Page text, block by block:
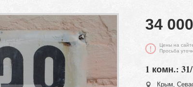
34 000
Цены на
Просьба
1 комн.:
Крым,